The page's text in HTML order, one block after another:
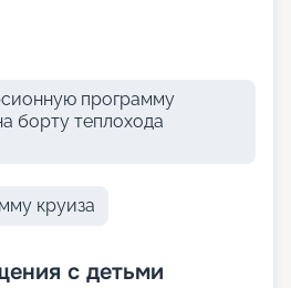
программу
борту теплохода
круиза
с детьми